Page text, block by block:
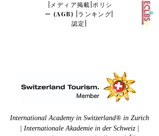
メディア掲載 ポリシ
ー (AGB)
ランキング
認定
International Academy in Switzerland® in Zurich
| Internationale Akademie in der Schweiz |